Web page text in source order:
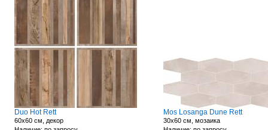
Duo Hot Rett
60x60 см, декор
Mos Losanga Dune Rett
30x60 см, мозаика